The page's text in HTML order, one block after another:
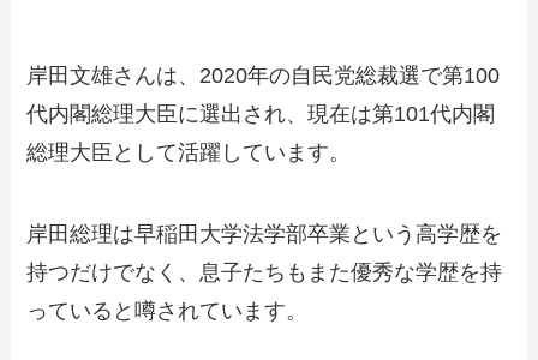
岸田文雄さんは、2020年の自民党総裁選で第100
代内閣総理大臣に選出され、現在は第101代内閣
総理大臣として活躍しています。
岸田総理は早稲田大学法学部卒業という高学歴を
持つだけでなく、息子たちもまた優秀な学歴を持
っていると噂されています。